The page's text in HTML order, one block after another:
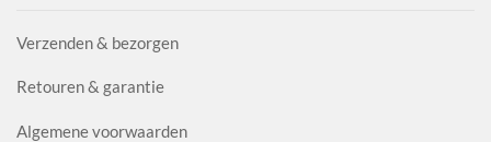
Verzenden & bezorgen
Retouren & garantie
Algemene voorwaarden